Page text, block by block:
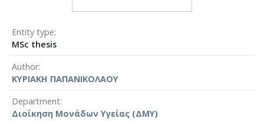
Entity type
MSc thesis
Author
ΚΥΡΙΑΚΗ ΠΑΠΑΝΙΚΟΛΑΟΥ
Department
Διοίκηση Μονάδων Υγείας (ΔΜΥ)